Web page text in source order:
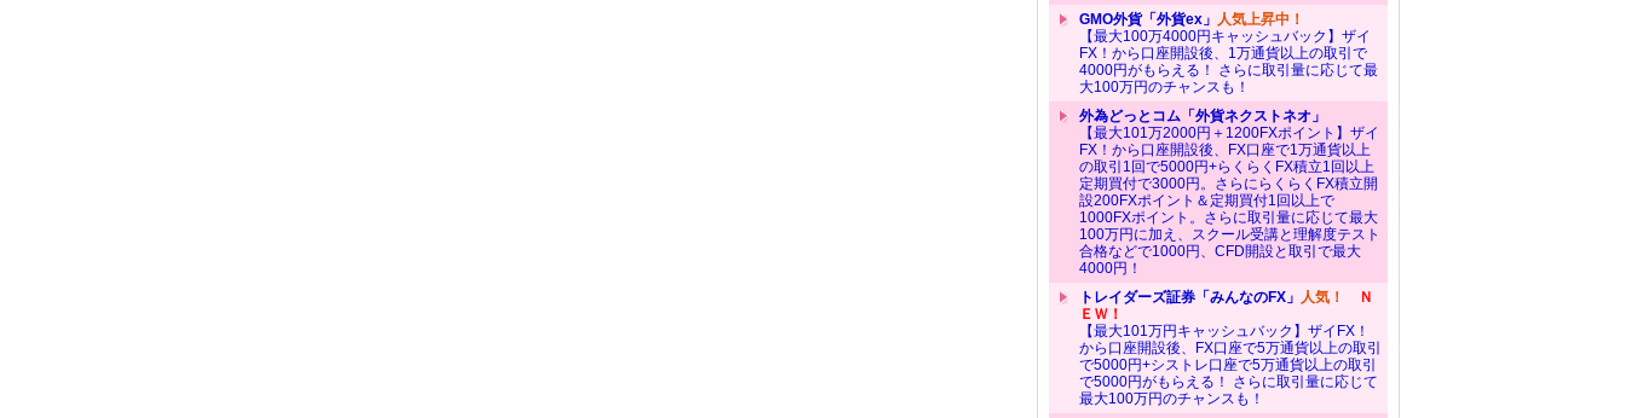
GMO外貨「外貨ex」 人気上昇中！
【最大100万4000円キャッシュバック】ザイ
FX！から口座開設後、1万通貨以上の取引で
4000円がもらえる！ さらに取引量に応じて最
大100万円のチャンスも！
外為どっとコム「外貨ネクストネオ」
【最大101万2000円＋1200FXポイント】ザイ
FX！から口座開設後、FX口座で1万通貨以上
の取引1回で5000円+らくらくFX積立1回以上
定期買付で3000円。さらにらくらくFX積立開
設200FXポイント＆定期買付1回以上で
1000FXポイント。さらに取引量に応じて最大
100万円に加え、スクール受講と理解度テスト
合格などで1000円、CFD開設と取引で最大
4000円！
トレイダーズ証券「みんなのFX」 人気！
Ｎ
ＥＷ！
【最大101万円キャッシュバック】ザイFX！
から口座開設後、FX口座で5万通貨以上の取引
で5000円+シストレ口座で5万通貨以上の取引
で5000円がもらえる！ さらに取引量に応じて
最大100万円のチャンスも！